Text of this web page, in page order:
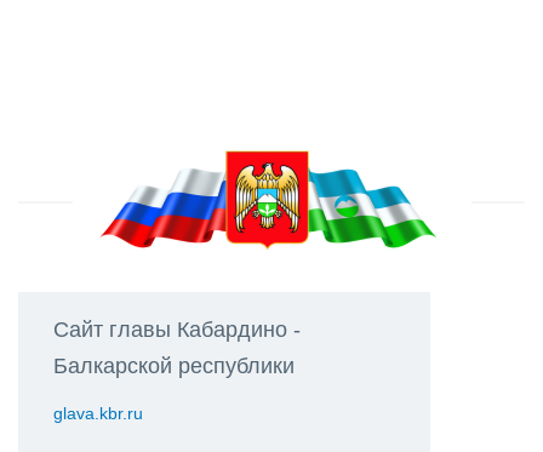
Сайт главы Кабардино -
Балкарской республики
glava.kbr.ru